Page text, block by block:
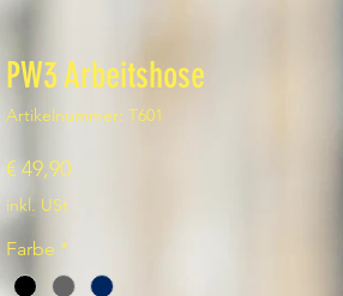
PW3 Arbeitshose
Artikelnummer: T601
€ 49,90Preis
inkl. USt
Farbe *